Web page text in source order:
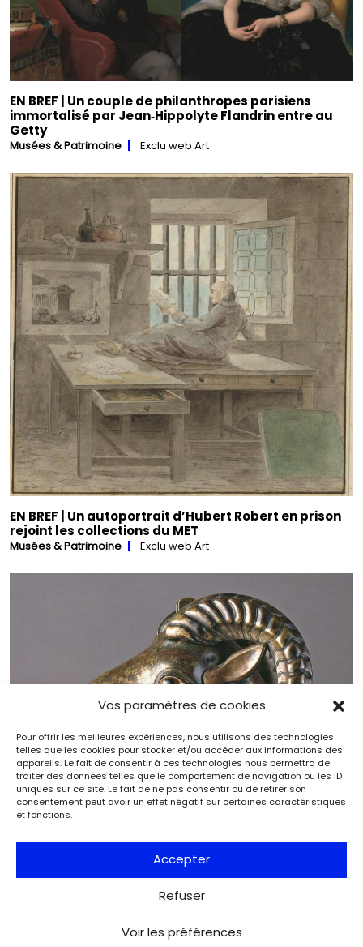
Vos paramètres de cookies
Pour offrir les meilleures expériences, nous utilisons des technologies
telles que les cookies pour stocker et/ou accéder aux informations des
appareils. Le fait de consentir à ces technologies nous permettra de
traiter des données telles que le comportement de navigation ou les ID
uniques sur ce site. Le fait de ne pas consentir ou de retirer son
consentement peut avoir un effet négatif sur certaines caractéristiques
et fonctions.
Accepter
Refuser
Voir les préférences
EN BREF | Un couple de philanthropes parisiens
immortalisé par Jean‑Hippolyte Flandrin entre au
Getty
Musées & Patrimoine Exclu web Art
EN BREF | Un autoportrait d’Hubert Robert en prison
rejoint les collections du MET
Musées & Patrimoine Exclu web Art
Sic transit Storia Mundi : « Grande frime en
Archéologie Archéologia